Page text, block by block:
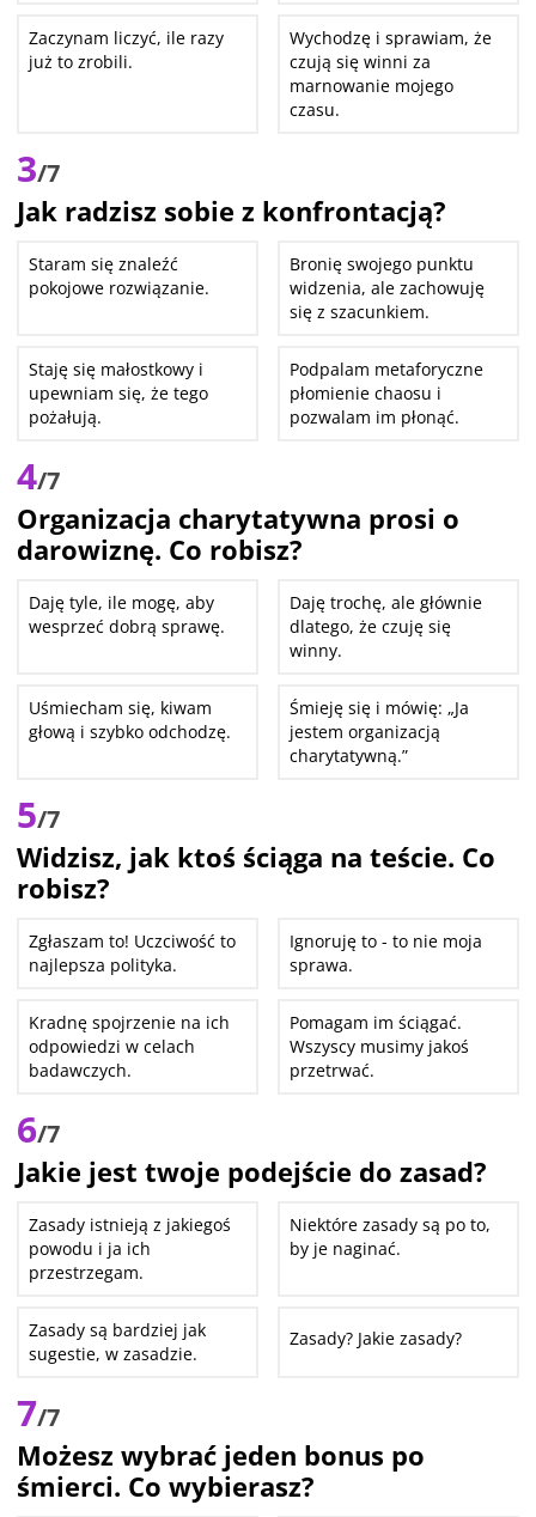
Zaczynam liczyć, ile razy
już to zrobili.
Wychodzę i sprawiam, że
czują się winni za
marnowanie mojego
czasu.
3/7
Jak radzisz sobie z konfrontacją?
Staram się znaleźć
pokojowe rozwiązanie.
Bronię swojego punktu
widzenia, ale zachowuję
się z szacunkiem.
Staję się małostkowy i
upewniam się, że tego
pożałują.
Podpalam metaforyczne
płomienie chaosu i
pozwalam im płonąć.
4/7
Organizacja charytatywna prosi o
darowiznę. Co robisz?
Daję tyle, ile mogę, aby
wesprzeć dobrą sprawę.
Daję trochę, ale głównie
dlatego, że czuję się
winny.
Uśmiecham się, kiwam
głową i szybko odchodzę.
Śmieję się i mówię: „Ja
jestem organizacją
charytatywną.”
5/7
Widzisz, jak ktoś ściąga na teście. Co
robisz?
Zgłaszam to! Uczciwość to
najlepsza polityka.
Ignoruję to - to nie moja
sprawa.
Kradnę spojrzenie na ich
odpowiedzi w celach
badawczych.
Pomagam im ściągać.
Wszyscy musimy jakoś
przetrwać.
6/7
Jakie jest twoje podejście do zasad?
Zasady istnieją z jakiegoś
powodu i ja ich
przestrzegam.
Niektóre zasady są po to,
by je naginać.
Zasady są bardziej jak
sugestie, w zasadzie.
Zasady? Jakie zasady?
7/7
Możesz wybrać jeden bonus po
śmierci. Co wybierasz?